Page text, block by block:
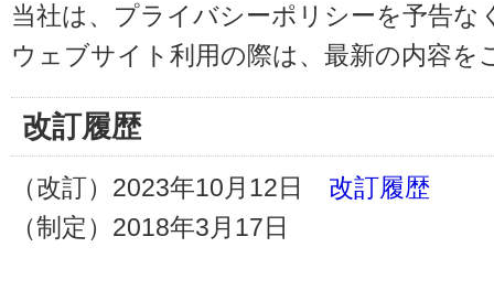
当社は、プライバシーポリシーを予告
ウェブサイト利用の際は、最新の内容を
改訂履歴
（改訂）2023年10月12日 改訂履歴
（制定）2018年3月17日